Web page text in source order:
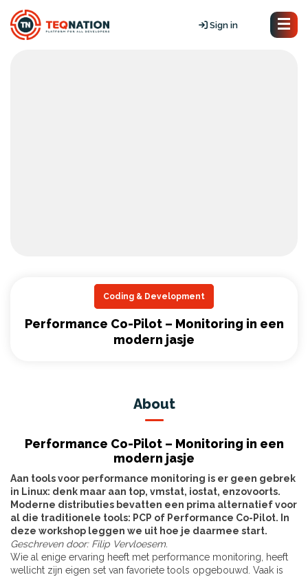
Sign in
Coding & Development
Performance Co-Pilot – Monitoring in een
modern jasje
About
Performance Co-Pilot – Monitoring in een
modern jasje
Aan tools voor performance monitoring is er geen gebrek
in Linux: denk maar aan top, vmstat, iostat, enzovoorts.
Moderne distributies bevatten een prima alternatief voor
al die traditionele tools: PCP of Performance Co-Pilot. In
deze workshop leggen we uit hoe je daarmee start.
Geschreven door: Filip Vervloesem.
Wie al enige ervaring heeft met performance monitoring, heeft
wellicht zijn eigen set van favoriete tools opgebouwd. Vaak is